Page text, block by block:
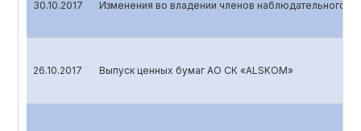
30.10.2017 Изменения во владении членов наблюдательного
26.10.2017 Выпуск ценных бумаг АО СК «ALSKOM»